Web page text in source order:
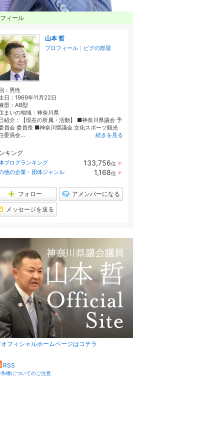
ィール
山本 哲
プロフィール ｜ ピグの部屋
： 男性
日： 1969年11月22日
型： AB型
まいの地域： 神奈川県
紹介：【現在の所属・活動】 ■神奈川県議会 予
員会 委員長 ■神奈川県議会 文化スポーツ観光
委員会...
続きを見る
キング
ブログランキング 133,756位 ↑
ン
他の企業・団体ジャンル 1,168位 ↑
フォロー アメンバーになる
メッセージを送る
フィシャルホームページはコチラ
RSS
権についてのご注意